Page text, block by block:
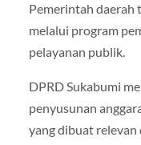
Pemerintah daerah
melalui program
pelayanan publik.
DPRD Sukabumi
penyusunan
yang dibuat relevan